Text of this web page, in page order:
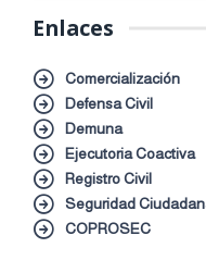
Enlaces
Comercialización
Defensa Civil
Demuna
Ejecutoria Coactiva
Registro Civil
Seguridad
COPROSEC